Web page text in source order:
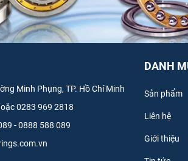
Minh Phụng, TP. Hồ Chí Minh
0283 969 2818
-0888 588 089
DANH
Sản phẩm
Liên hệ
Giới thiệu